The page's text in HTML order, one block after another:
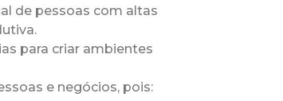
de pessoas com altas
para criar ambientes
e negócios, pois: